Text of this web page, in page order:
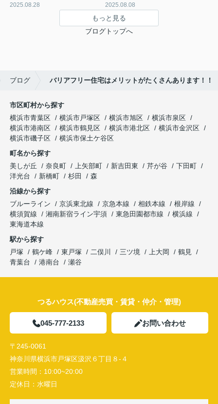
2025.08.28 2025.08.08
もっと見る
ブログトップへ
ブログ バリアフリー住宅はメリットがたくさんあります！！
市区町村から探す
横浜市青葉区
横浜市戸塚区 横浜市旭区
横浜市泉区
横浜市港南区
横浜市鶴見区 横浜市港北区
横浜市金沢区
横浜市磯子区
横浜市保土ケ谷区
町名から探す
美しが丘
奈良町 上矢部町 新吉田東 芹が谷
下田町
洋光台
新橋町 杉田
森
沿線から探す
ブルーライン
京浜東北線 京急本線 相鉄本線
根岸線
横須賀線
湘南新宿ライン宇須 東急田園都市線
横浜線
東海道本線
駅から探す
戸塚
鶴ケ峰 東戸塚 二俣川 三ツ境 上大岡
鶴見
青葉台
港南台 瀬谷
つるハウス(不動産売買・賃貸・仲介・管理)
045-777-2133 お問い合わせ
〒245-0061
神奈川県横浜市戸塚区汲沢６丁目８-４
営業時間： 10:00~20:00
定休日： 水曜日